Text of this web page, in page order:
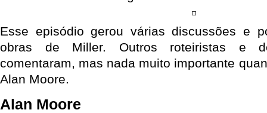
Esse episódio gerou várias discussões e
obras de Miller. Outros roteiristas e
comentaram, mas nada muito importante
Alan Moore.
Alan Moore